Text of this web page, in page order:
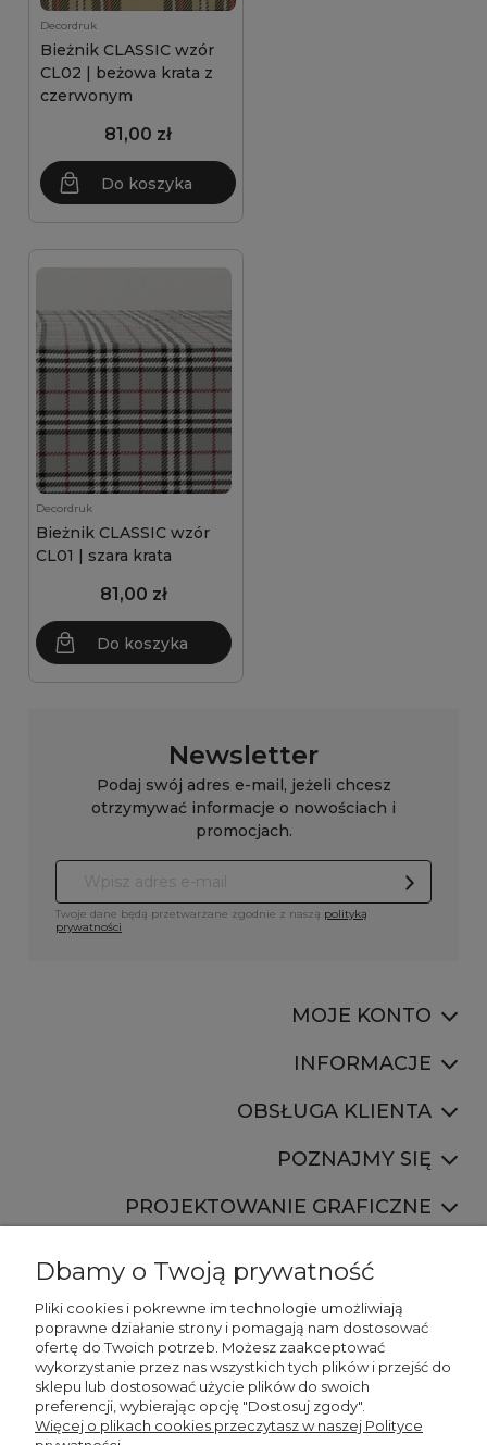
Decordruk
Bieżnik CLASSIC wzór
CL02 | beżowa krata z
czerwonym
81,00 zł
Do koszyka
Decordruk
Bieżnik CLASSIC wzór
CL01 | szara krata
81,00 zł
Do koszyka
Newsletter
Podaj swój adres e-mail, jeżeli chcesz
otrzymywać informacje o nowościach i
promocjach.
Twoje dane będą przetwarzane zgodnie z naszą polityką
prywatności
MOJE KONTO
INFORMACJE
OBSŁUGA KLIENTA
POZNAJMY SIĘ
PROJEKTOWANIE GRAFICZNE
887 750 445
536 346 177
Dbamy o Twoją prywatność
Pliki cookies i pokrewne im technologie umożliwiają
poprawne działanie strony i pomagają nam dostosować
ofertę do Twoich potrzeb. Możesz zaakceptować
wykorzystanie przez nas wszystkich tych plików i przejść do
sklepu lub dostosować użycie plików do swoich
preferencji, wybierając opcję "Dostosuj zgody".
Więcej o plikach cookies przeczytasz w naszej Polityce